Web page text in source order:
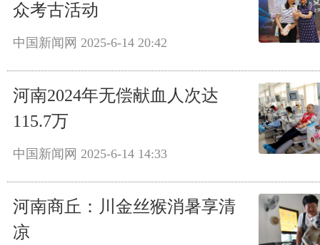
众考古活动
中国新闻网 2025-6-14 20:42
河南2024年无偿献血人次达
115.7万
中国新闻网 2025-6-14 14:33
河南商丘：川金丝猴消暑享清
凉